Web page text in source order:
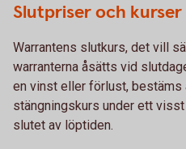
Slutpriser och kurser
Warrantens slutkurs, det vill
warranterna åsätts vid
en vinst eller förlust, bestäms
stängningskurs under ett
slutet av löptiden.